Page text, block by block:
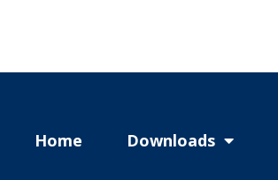
Home Downloads